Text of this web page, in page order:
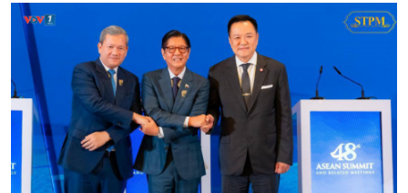
Chính phủ với người dân
Quốc hội với cử tri
Xây dựng đảng
Đảng trong cuộc sống
Nhận diện sự thật
Pháp luật và đời sống
Vấn đề quốc tế
Hồ sơ sự kiện quốc tế
Thế giới & Việt Nam
Biên cương - Một dải vững
bền